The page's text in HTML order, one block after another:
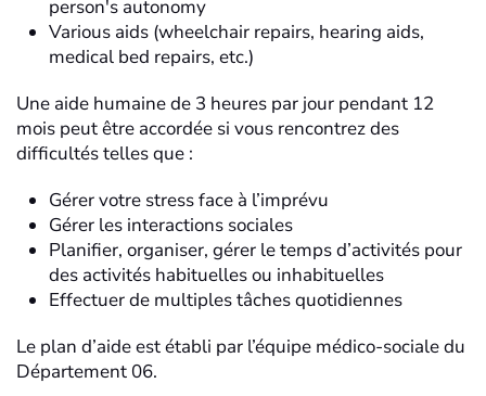
person's autonomy
Various aids (wheelchair repairs, hearing aids,
medical bed repairs, etc.)
Une aide humaine de 3 heures par jour pendant 12
mois peut être accordée si vous rencontrez des
difficultés telles que :
Gérer votre stress face à l’imprévu
Gérer les interactions sociales
Planifier, organiser, gérer le temps d’activités pour
des activités habituelles ou inhabituelles
Effectuer de multiples tâches quotidiennes
Le plan d’aide est établi par l’équipe médico-sociale du
Département 06.